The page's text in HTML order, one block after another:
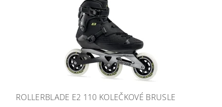
ROLLERBLADE E2 110 KOLEČKOVÉ BRUSLE